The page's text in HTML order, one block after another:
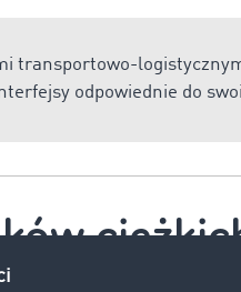
transportowo-
odpowiednie do